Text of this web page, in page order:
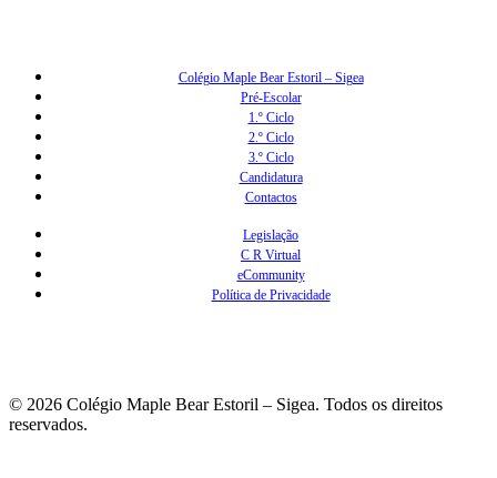
Colégio Maple Bear Estoril – Sigea
Pré-Escolar
1.º Ciclo
2.º Ciclo
3.º Ciclo
Candidatura
Contactos
Legislação
C R Virtual
eCommunity
Política de Privacidade
© 2026 Colégio Maple Bear Estoril – Sigea. Todos os direitos
reservados.